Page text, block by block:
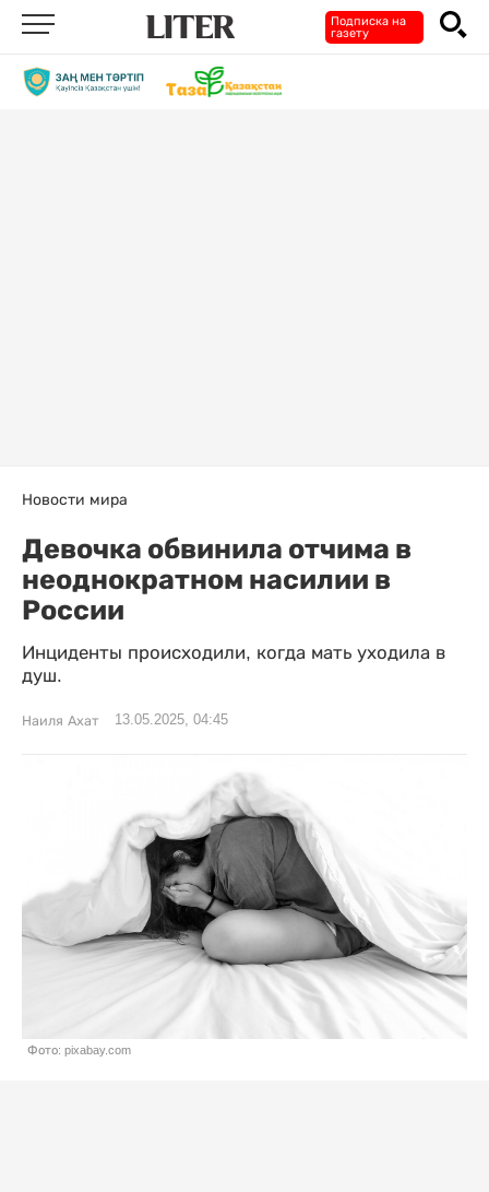
Подписка на
газету
Новости мира
Девочка обвинила отчима в
неоднократном насилии в
России
Инциденты происходили, когда мать уходила в
душ.
Наиля Ахат 13.05.2025, 04:45
Фото: pixabay.com